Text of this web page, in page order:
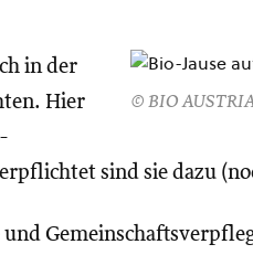
© BIO
in der
Hier
sind sie dazu